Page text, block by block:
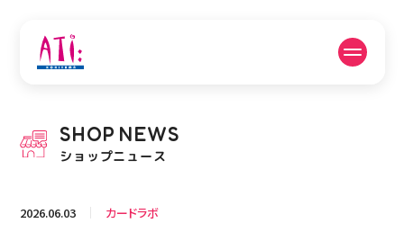
PICK UP NEWS
ピックアップニュース
SHOP NEWS
ショップニュース
2026.06.03 カードラボ